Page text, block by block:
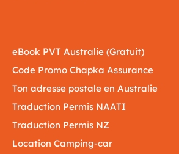
eBook PVT Australie (Gratuit)
Code Promo Chapka Assurance
Ton adresse postale en Australie
Traduction Permis NAATI
Traduction Permis NZ
Location Camping-car